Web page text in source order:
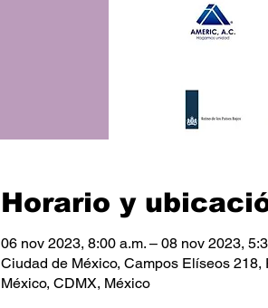
Horario y
06 nov 2023, 8:00 a.m. – 08 nov 2023,
Ciudad de México, Campos Elíseos
México, CDMX, México